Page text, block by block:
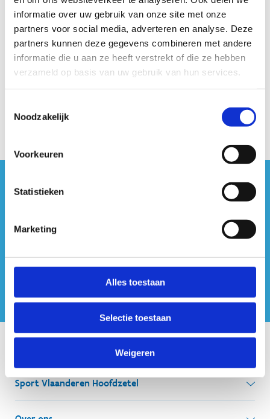
informatie over uw gebruik van onze site met onze
partners voor social media, adverteren en analyse. Deze
partners kunnen deze gegevens combineren met andere
informatie die u aan ze heeft verstrekt of die ze hebben
verzameld op basis van uw gebruik van hun services.
Noodzakelijk
Voorkeuren
Statistieken
Marketing
Alles toestaan
Selectie toestaan
Weigeren
Publicaties
Geen fiches gevonden.
#sportersbelevenmeer
Sport Vlaanderen Hoofdzetel
Simon Bolivarlaan 17